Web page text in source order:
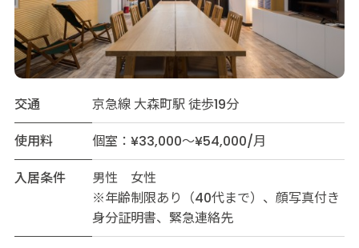
交通
京急線 大森町駅 徒歩19分
使用料
個室：¥33,000～¥54,000/月
入居条件
男性 女性
※年齢制限あり（40代まで）、顔写真付き
身分証明書、緊急連絡先